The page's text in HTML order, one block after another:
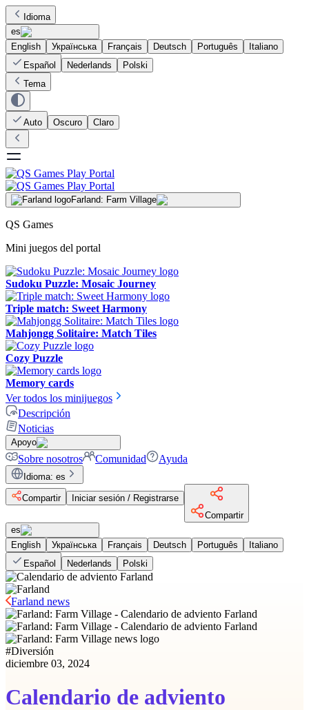
Idioma
es
English
Українська Français Deutsch Português
Italiano
Español
Nederlands
Polski
Tema
Auto Oscuro Claro
Farland: Farm Village
QS Games
Mini juegos del portal
Sudoku Puzzle: Mosaic Journey
Triple match: Sweet Harmony
Mahjongg Solitaire: Match Tiles
Cozy Puzzle
Memory cards
Ver todos los minijuegos
Descripción
Noticias
Apoyo
Sobre nosotros Comunidad Ayuda
Idioma: es
Compartir
Iniciar sesión / Registrarse
Compartir
es
English
Українська Français Deutsch Português
Italiano
Español
Nederlands Polski
Farland news
#Diversión
diciembre 03, 2024
Calendario de adviento